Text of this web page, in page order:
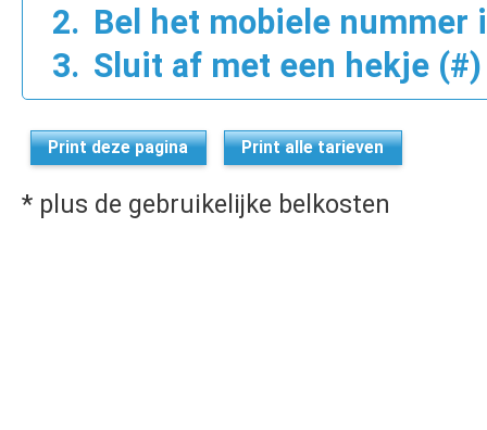
Bel het mobiele nummer
Sluit af met een hekje (#)
Print deze pagina Print alle tarieven
* plus de gebruikelijke belkosten